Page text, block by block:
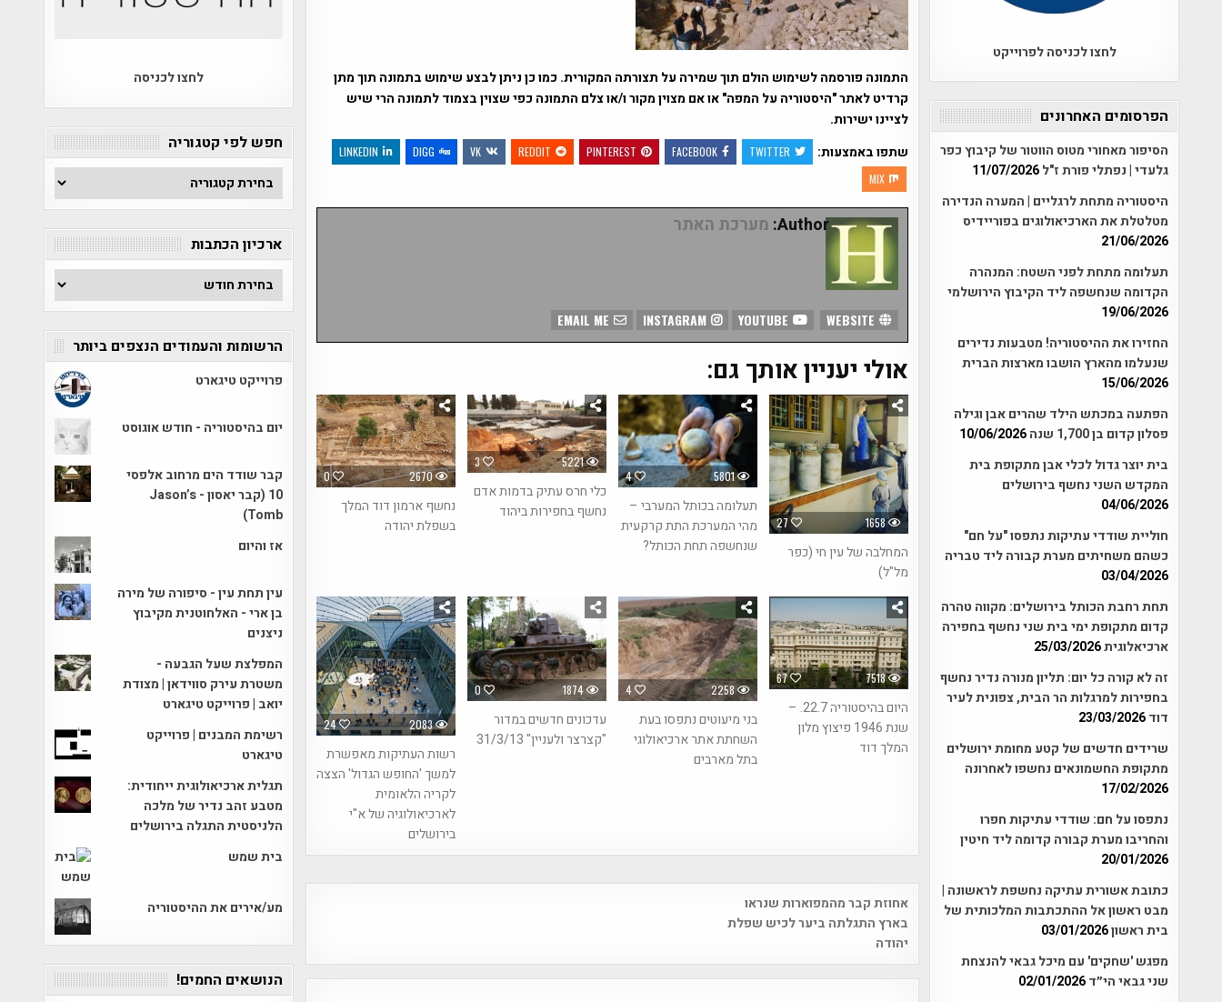
התמונה פורסמה לשימוש הולם תוך שמירה על תצורתה המקורית. כמו כן ניתן לבצע שימוש בתמונה תוך מתן
קרדיט לאתר "היסטוריה על המפה" או אם מצוין מקור ו/או צלם התמונה כפי שצוין בצמוד לתמונה הרי שיש
לציינו ישירות.
שתפו באמצעות:
TWITTER
FACEBOOK
PINTEREST
REDDIT
VK
DIGG
LINKEDIN
MIX
Author: מערכת האתר
INSTAGRAM
אולי יעניין אותך גם:
0 2670
נחשף ארמון דוד המלך
בשפלת יהודה
3 5221
כלי חרס עתיק בדמות אדם
נחשף בחפירות ביהוד
4 5801
תעלומה בכותל המערבי –
מהי המערכת התת קרקעית
שנחשפה תחת הכותל?
27 1658
המחלבה של עין חי (כפר
מל"ל)
24 2083
רשות העתיקות מאפשרת
למשך 'החופש הגדול' הצצה
לקריה הלאומית
לארכיאולוגיה של א"י
בירושלים
0 1874
עדכונים חדשים במדור
"קצרצר ולעניין" 31/3/13
4 2258
בני מיעוטים נתפסו בעת
השחתת אתר ארכיאולוגי
בתל מארבים
67 7518
היום בהיסטוריה 22.7. –
שנת 1946 פיצוץ מלון
המלך דוד
Post
navigation
אחוזת קבר מהמפוארות שנראו
בארץ התגלתה ביער לכיש שפלת
יהודה
לחצו לכניסה לפרוייקט
הפרסומים האחרונים
הסיפור מאחורי מטוס הווטור של קיבוץ כפר
גלעדי | נפתלי פורת ז"ל11/07/2026
היסטוריה מתחת לרגליים | המערה הנדירה
מטלטלת את הארכיאולוגים בפוריידיס
21/06/2026
תעלומה מתחת לפני השטח: המנהרה
הקדומה שנחשפה ליד הקיבוץ הירושלמי
19/06/2026
החזירו את ההיסטוריה! מטבעות נדירים
שנעלמו מהארץ הושבו מארצות הברית
15/06/2026
הפתעה במכתש הילד שהרים אבן וגילה
פסלון קדום בן 1,700 שנה
10/06/2026
בית יוצר גדול לכלי אבן מתקופת בית
המקדש השני נחשף בירושלים
04/06/2026
חוליית שודדי עתיקות נתפסו "על חם"
כשהם משחיתים מערת קבורה ליד טבריה
03/04/2026
תחת רחבת הכותל בירושלים: מקווה טהרה
קדום מתקופת ימי בית שני נחשף בחפירה
ארכיאלוגית25/03/2026
זה לא קורה כל יום: תליון מנורה נדיר נחשף
בחפירות למרגלות הר הבית, צפונית לעיר
דוד23/03/2026
שרידים חדשים של קטע מחומת ירושלים
מתקופת החשמונאים נחשפו לאחרונה
17/02/2026
נתפסו על חם: שודדי עתיקות חפרו
והחריבו מערת קבורה קדומה ליד חיטין
20/01/2026
כתובת אשורית עתיקה נחשפת לראשונה |
מבט ראשון אל ההתכתבות המלכותית של
בית ראשון03/01/2026
מפגש 'שחקים' עם מיכל גבאי להנצחת
שני גבאי הי״ד02/01/2026
לחצו לכניסה
חפש לפי קטגוריה
חפש
לפי
קטגוריה
ארכיון הכתבות
ארכיון
הכתבות
הרשומות והעמודים הנצפים ביותר
פרוייקט טיגארט
יום בהיסטוריה - חודש אוגוסט
קבר שודד הים מרחוב אלפסי
10 (קבר יאסון - Jason’s
Tomb)
אז והיום
עין תחת עין - סיפורה של מירה
בן ארי - האלחוטנית מקיבוץ
ניצנים
המפלצת שעל הגבעה -
משטרת עירק סווידאן | מצודת
יואב | פרוייקט טיגארט
רשימת המבנים | פרוייקט
טיגארט
תגלית ארכיאולוגית ייחודית:
מטבע זהב נדיר של מלכה
הלניסטית התגלה בירושלים
בית שמש
מע/אירים את ההיסטוריה
הנושאים החמים!